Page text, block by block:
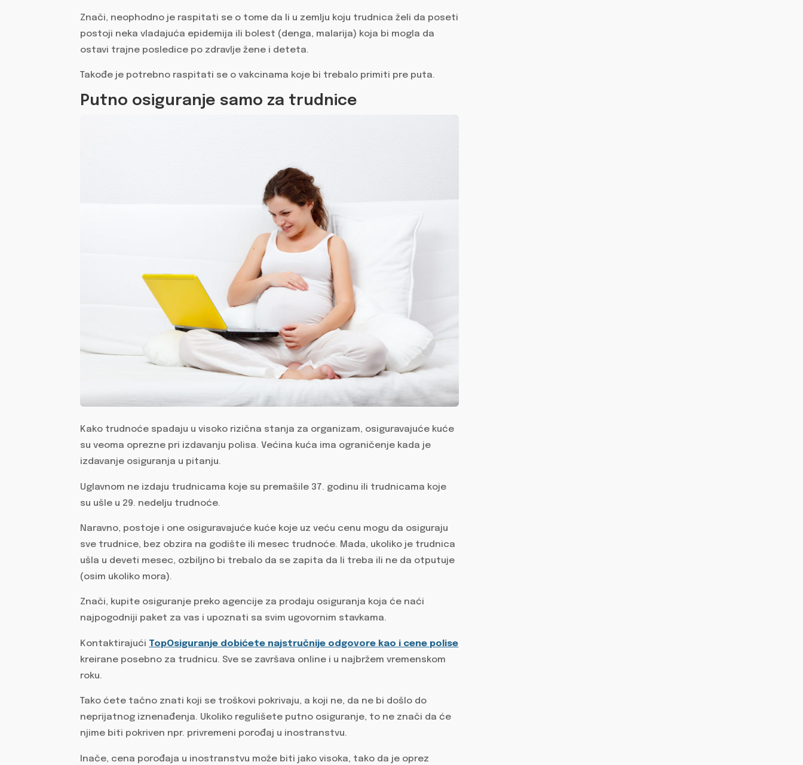
Znači, neophodno je raspitati se o tome da li u zemlju koju trudnica želi da poseti
postoji neka vladajuća epidemija ili bolest (denga, malarija) koja bi mogla da
ostavi trajne posledice po zdravlje žene i deteta.
Takođe je potrebno raspitati se o vakcinama koje bi trebalo primiti pre puta.
Putno osiguranje samo za trudnice
Kako trudnoće spadaju u visoko rizična stanja za organizam, osiguravajuće kuće
su veoma oprezne pri izdavanju polisa. Većina kuća ima ograničenje kada je
izdavanje osiguranja u pitanju.
Uglavnom ne izdaju trudnicama koje su premašile 37. godinu ili trudnicama koje
su ušle u 29. nedelju trudnoće.
Naravno, postoje i one osiguravajuće kuće koje uz veću cenu mogu da osiguraju
sve trudnice, bez obzira na godište ili mesec trudnoće. Mada, ukoliko je trudnica
ušla u deveti mesec, ozbiljno bi trebalo da se zapita da li treba ili ne da otputuje
(osim ukoliko mora).
Znači, kupite osiguranje preko agencije za prodaju osiguranja koja će naći
najpogodniji paket za vas i upoznati sa svim ugovornim stavkama.
Kontaktirajući TopOsiguranje dobićete najstručnije odgovore kao i cene polise
kreirane posebno za trudnicu. Sve se završava online i u najbržem vremenskom
roku.
Tako ćete tačno znati koji se troškovi pokrivaju, a koji ne, da ne bi došlo do
neprijatnog iznenađenja. Ukoliko regulišete putno osiguranje, to ne znači da će
njime biti pokriven npr. privremeni porođaj u inostranstvu.
Inače, cena porođaja u inostranstvu može biti jako visoka, tako da je oprez